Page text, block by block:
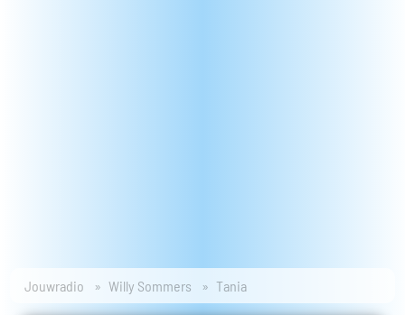
Jouwradio Willy Sommers Tania